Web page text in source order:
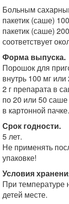
Больным
пакетик (саше)
пакетик (саше)
соответствует
Форма выпуска.
Порошок для
внутрь 100 мг или
2 г препарата в
по 20 или 50
в картонной пачке.
Срок годности.
5 лет.
Не применять
упаковке!
Условия
При температуре
детей месте.